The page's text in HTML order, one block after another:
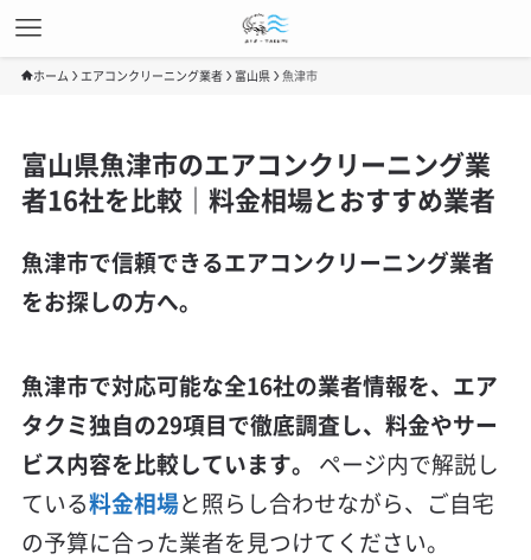
ホーム エアコンクリーニング業者 富山県 魚津市
富山県魚津市のエアコンクリーニング業
者16社を比較｜料金相場とおすすめ業者
魚津市で信頼できるエアコンクリーニング業者
をお探しの方へ。
魚津市で対応可能な全16社の業者情報を、エア
タクミ独自の29項目で徹底調査し、料金やサー
ビス内容を比較しています。
ページ内で解説し
ている料金相場と照らし合わせながら、ご自宅
の予算に合った業者を見つけてください。